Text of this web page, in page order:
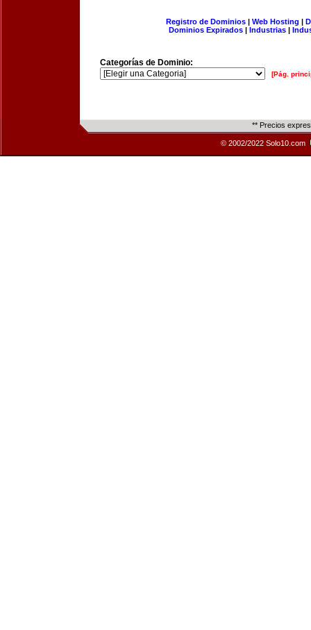
Registro de Dominios| Web Hosting |
Dominios Expirados | Industrias |
Categorías de Dominio:
[Pág.
** Precios
© 2002/2022 Solo10.com